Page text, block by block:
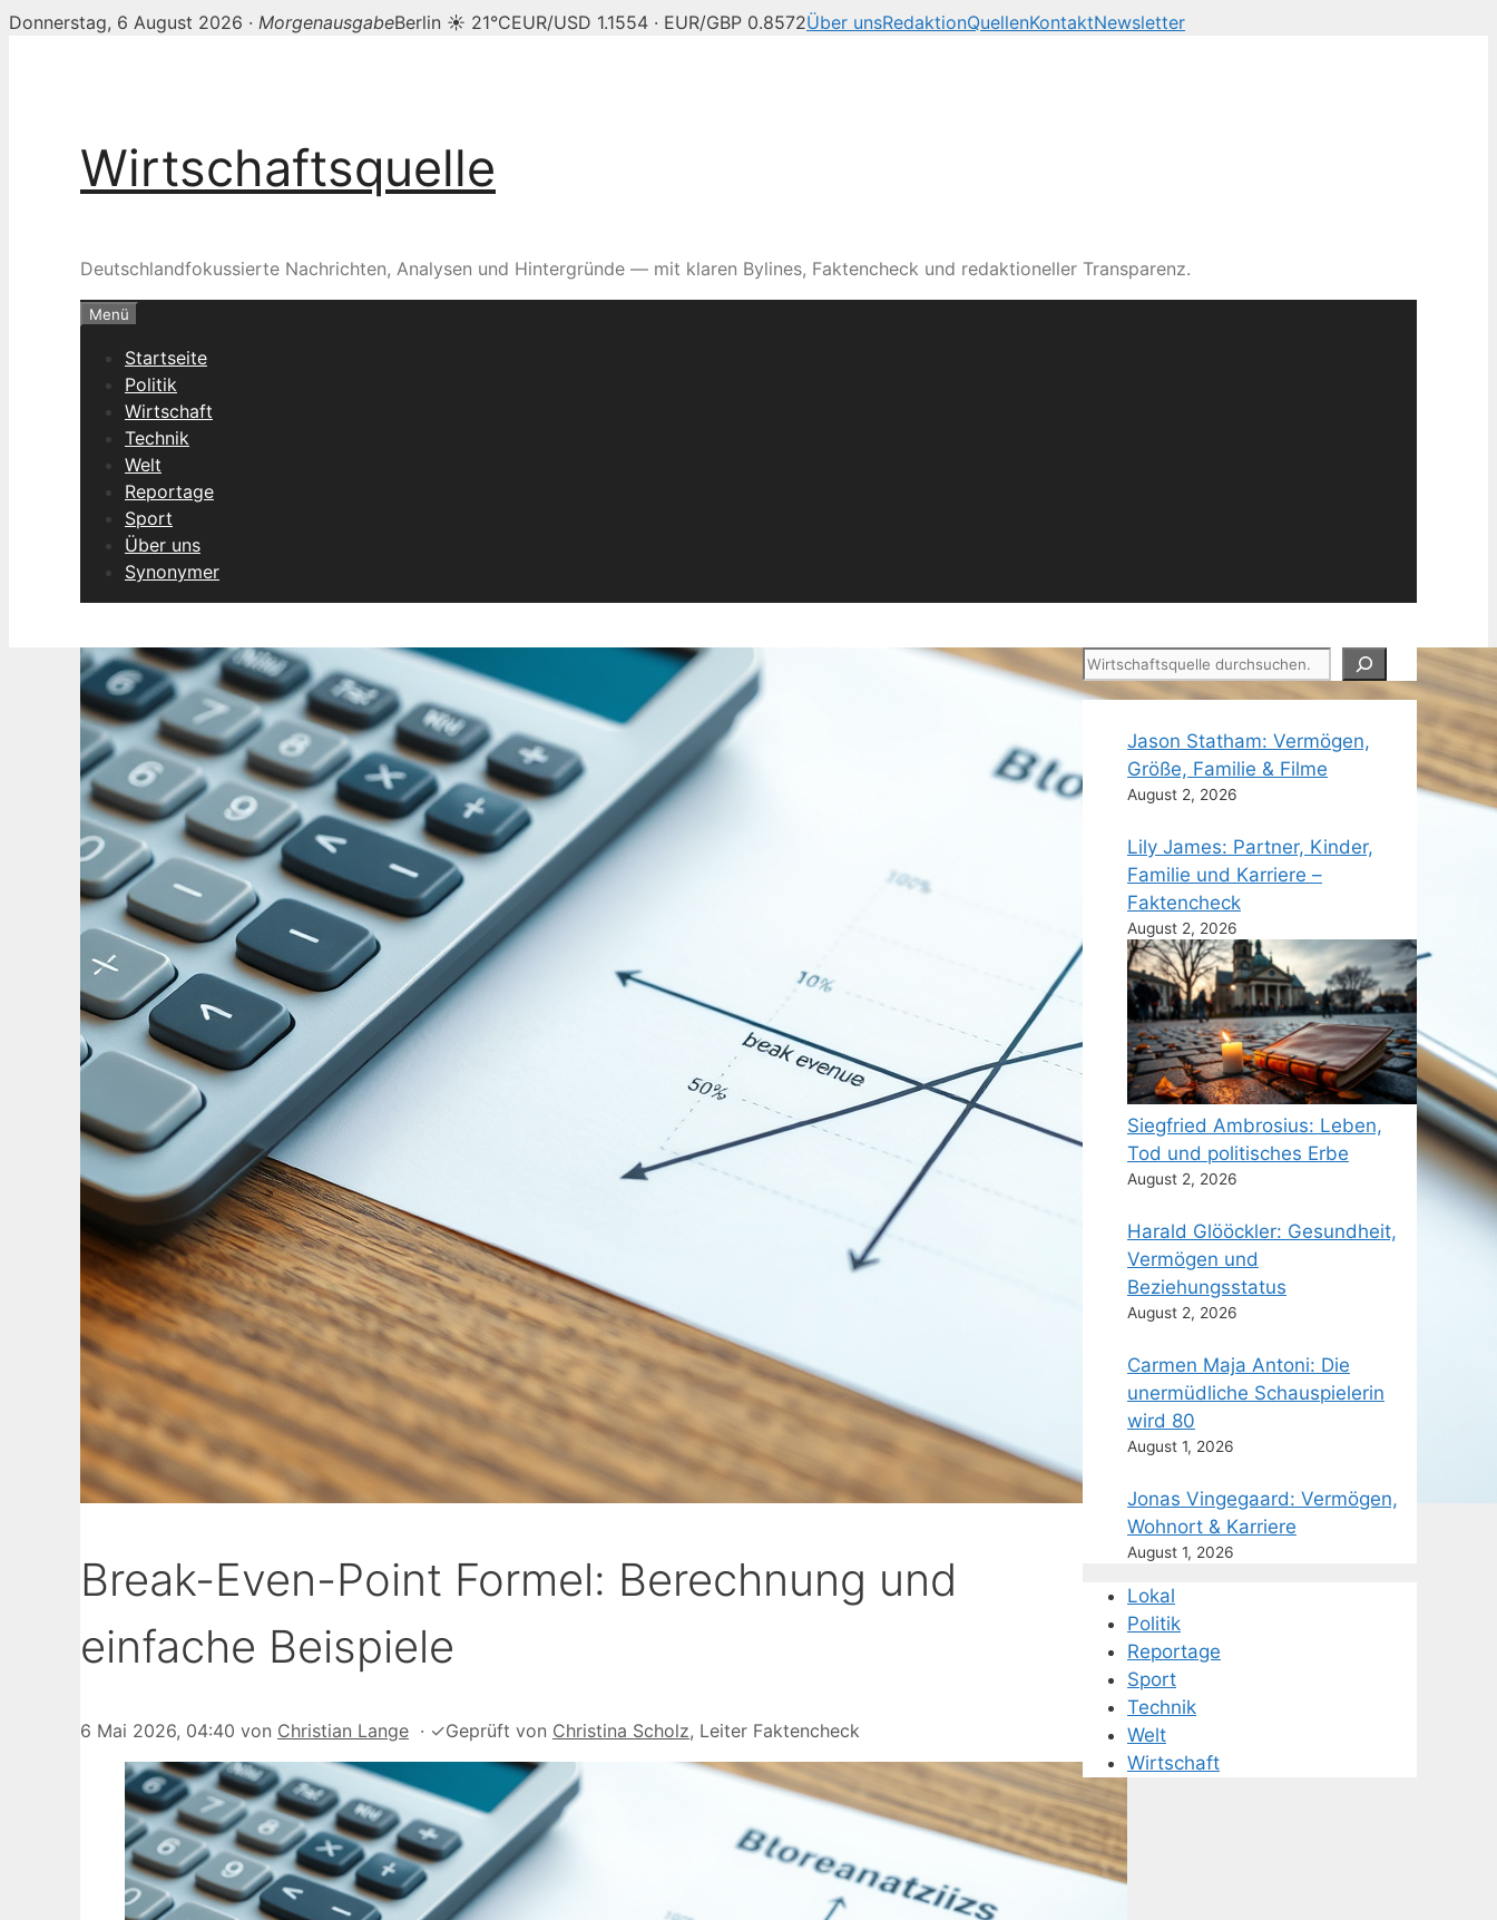
Donnerstag, 6 August 2026 · MorgenausgabeBerlin ☀ 21°CEUR/USD 1.1554 · EUR/GBP 0.8572Über unsRedaktionQuellenKontaktNewsletter
Wirtschaftsquelle
Deutschlandfokussierte Nachrichten, Analysen und Hintergründe — mit klaren Bylines, Faktencheck und redaktioneller Transparenz.
Menü
Startseite
Politik
Wirtschaft
Technik
Welt
Reportage
Sport
Über uns
Synonymer
Break-Even-Point Formel: Berechnung und
einfache Beispiele
6 Mai 2026, 04:40 von Christian Lange · ✓Geprüft von Christina Scholz, Leiter Faktencheck
Suchen
Jason Statham: Vermögen,
Größe, Familie & Filme
August 2, 2026
Lily James: Partner, Kinder,
Familie und Karriere –
Faktencheck
August 2, 2026
Siegfried Ambrosius: Leben,
Tod und politisches Erbe
August 2, 2026
Harald Glööckler: Gesundheit,
Vermögen und
Beziehungsstatus
August 2, 2026
Carmen Maja Antoni: Die
unermüdliche Schauspielerin
wird 80
August 1, 2026
Jonas Vingegaard: Vermögen,
Wohnort & Karriere
August 1, 2026
Lokal
Politik
Reportage
Sport
Technik
Welt
Wirtschaft